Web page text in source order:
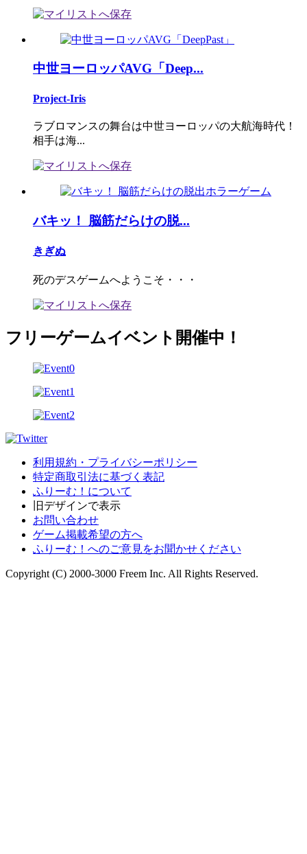
中世ヨーロッパAVG「Deep...
Project-Iris
ラブロマンスの舞台は中世ヨーロッパの大航海時代！
相手は海...
バキッ！ 脳筋だらけの脱...
きぎぬ
死のデスゲームへようこそ・・・
フリーゲームイベント開催中！
利用規約・プライバシーポリシー
特定商取引法に基づく表記
ふりーむ！について
旧デザインで表示
お問い合わせ
ゲーム掲載希望の方へ
ふりーむ！へのご意見をお聞かせください
Copyright (C) 2000-3000 Freem Inc. All Rights Reserved.